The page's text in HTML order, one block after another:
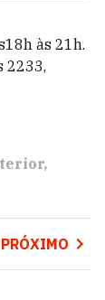
às 21h.
2233,
PRÓXIMO